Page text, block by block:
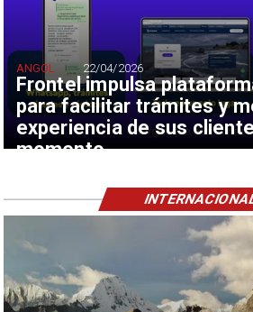
Frontel impulsa
para facilitar trámites y
experiencia de sus
momento
ANGOL 22/04/2026